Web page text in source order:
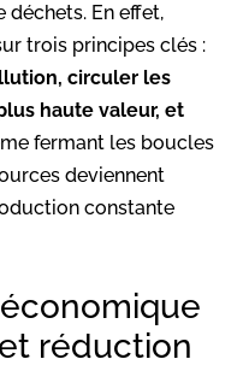
En effet,
trois principes clés :
circuler les
haute valeur, et
fermant les boucles
deviennent
constante
réduction